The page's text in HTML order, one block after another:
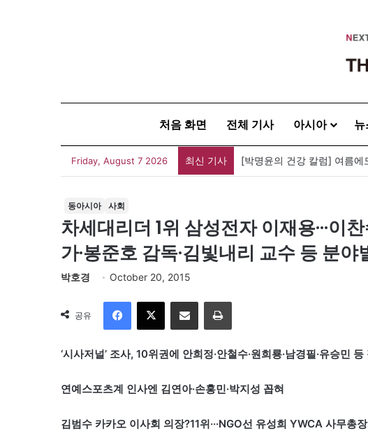
처음 화면 전체 기사 아시아 뉴
Friday, August 7 2026 최신 기사 [박명윤의 건강 칼럼] 여름
동아시아 사회
차세대리더 1위 삼성전자 이재용···이
가·봉준호 감독·김빛내리 교수 등 분야
박호경 October 20, 2015
공유
이메일
‘시사저널’ 조사, 10위권에 안희정·안철수·원희룡·남경필·유승민 등
연예스포츠계 인사엔 김연아·손홍민·박지성 꼽혀
김범수 카카오 이사회 의장?11위···NGO선 유성희 YWCA 사무총